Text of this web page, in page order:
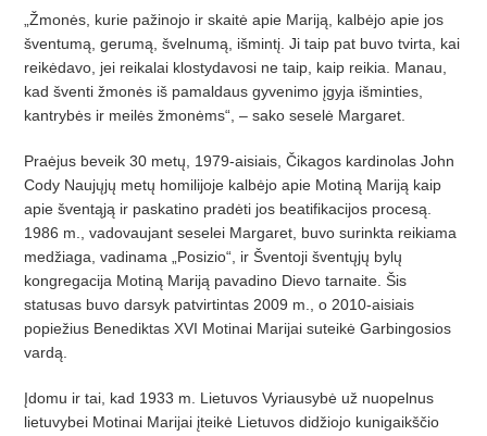
„Žmonės, kurie pažinojo ir skaitė apie Mariją, kalbėjo apie jos
šventumą, gerumą, švelnumą, išmintį. Ji taip pat buvo tvirta, kai
reikėdavo, jei reikalai klostydavosi ne taip, kaip reikia. Manau,
kad šventi žmonės iš pamaldaus gyvenimo įgyja išminties,
kantrybės ir meilės žmonėms“, – sako seselė Margaret.
Praėjus beveik 30 metų, 1979-aisiais, Čikagos kardinolas John
Cody Naujųjų metų homilijoje kalbėjo apie Motiną Mariją kaip
apie šventąją ir paskatino pradėti jos beatifikacijos procesą.
1986 m., vadovaujant seselei Margaret, buvo surinkta reikiama
medžiaga, vadinama „Posizio“, ir Šventoji šventųjų bylų
kongregacija Motiną Mariją pavadino Dievo tarnaite. Šis
statusas buvo darsyk patvirtintas 2009 m., o 2010-aisiais
popiežius Benediktas XVI Motinai Marijai suteikė Garbingosios
vardą.
Įdomu ir tai, kad 1933 m. Lietuvos Vyriausybė už nuopelnus
lietuvybei Motinai Marijai įteikė Lietuvos didžiojo kunigaikščio